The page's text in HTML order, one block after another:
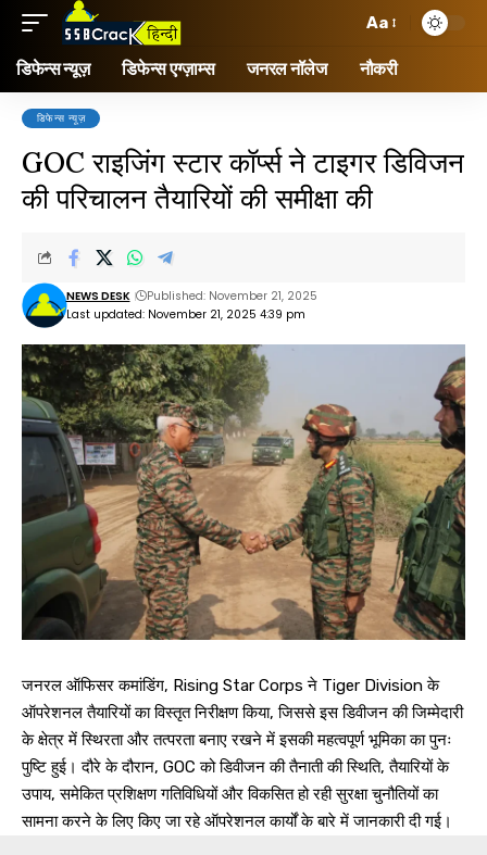
Aa
डिफेन्स न्यूज़ डिफेन्स एग्ज़ाम्स जनरल नॉलेज नौकरी
डिफेन्स न्यूज़
GOC राइजिंग स्टार कॉर्प्स ने टाइगर डिविजन
की परिचालन तैयारियों की समीक्षा की
Last updated: November 21, 2025 4:39 pm
NEWS DESK Published: November 21, 2025
जनरल ऑफिसर कमांडिंग, Rising Star Corps ने Tiger Division के
ऑपरेशनल तैयारियों का विस्तृत निरीक्षण किया, जिससे इस डिवीजन की जिम्मेदारी
के क्षेत्र में स्थिरता और तत्परता बनाए रखने में इसकी महत्वपूर्ण भूमिका का पुनः
पुष्टि हुई। दौरे के दौरान, GOC को डिवीजन की तैनाती की स्थिति, तैयारियों के
उपाय, समेकित प्रशिक्षण गतिविधियों और विकसित हो रही सुरक्षा चुनौतियों का
सामना करने के लिए किए जा रहे ऑपरेशनल कार्यों के बारे में जानकारी दी गई।